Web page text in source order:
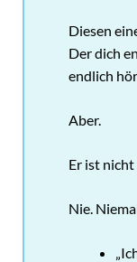
Diesen
Der dich
endlich
Aber.
Er ist nicht
Nie.